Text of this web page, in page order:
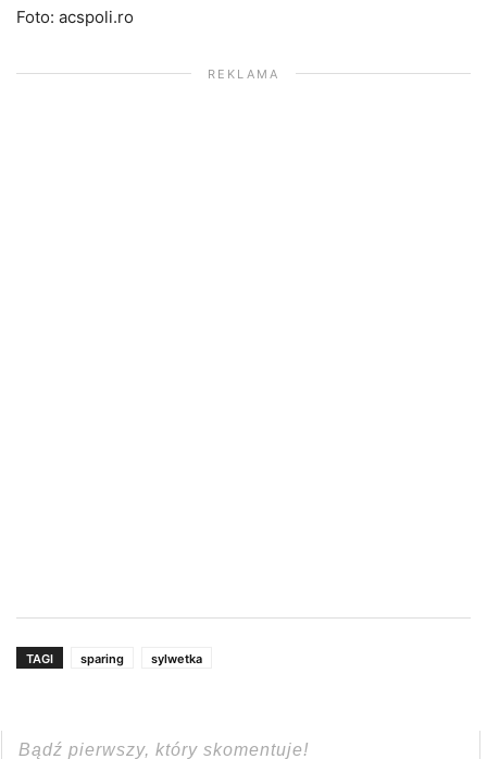
Foto: acspoli.ro
REKLAMA
TAGI sparing sylwetka